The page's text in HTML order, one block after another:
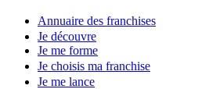
Annuaire des franchises
Je découvre
Je me forme
Je choisis ma franchise
Je me lance